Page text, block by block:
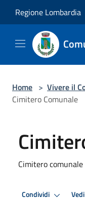
Regione Lombardia
Home > Vivere il
Cimitero Comunale
Cimitero comunale
Condividi